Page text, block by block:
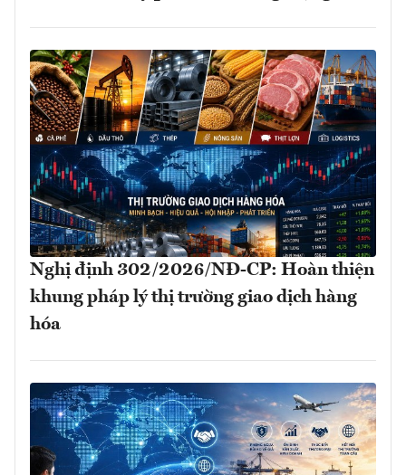
Nghị định 302/2026/NĐ-CP: Hoàn thiện
khung pháp lý thị trường giao dịch hàng
hóa